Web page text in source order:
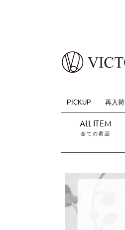
PICKUP 再入荷
全ての商品